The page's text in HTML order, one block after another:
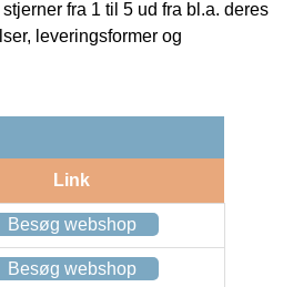
fra 1 til 5 ud fra bl.a. deres
leveringsformer og
Link
Besøg webshop
Besøg webshop